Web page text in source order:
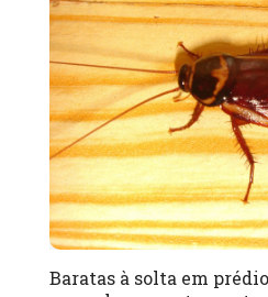
Baratas à solta em